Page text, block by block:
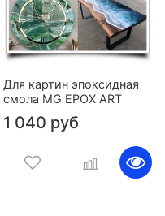
Для картин эпоксидная
смола MG EPOX ART
1 040 руб